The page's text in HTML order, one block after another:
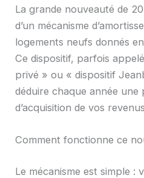
La grande nouveauté de
d’un mécanisme
logements neufs donnés
Ce dispositif, parfois
privé » ou « dispositif
déduire chaque année une
d’acquisition de vos
Comment fonctionne ce
Le mécanisme est simple :